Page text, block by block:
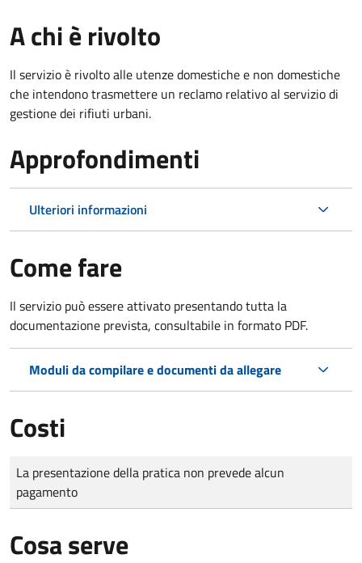
A chi è rivolto
Il servizio è rivolto alle utenze domestiche e non domestiche
che intendono trasmettere un reclamo relativo al servizio di
gestione dei rifiuti urbani.
Approfondimenti
Ulteriori informazioni
Come fare
Il servizio può essere attivato presentando tutta la
documentazione prevista, consultabile in formato PDF.
Moduli da compilare e documenti da allegare
Costi
Tipo di pagamento
Importo
La presentazione della pratica non prevede alcun
pagamento
Cosa serve